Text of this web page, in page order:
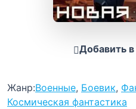
Добавить
Жанр:Военные, Боевик,
Космическая фантастика